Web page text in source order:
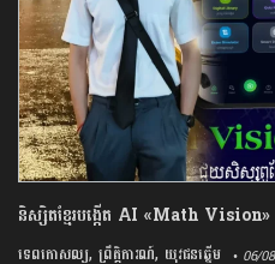
និស្សិត​ខ្មែរ​បង្កើត​ ​AI​ ​«​Math​
ខ្មែរ​ និង​ពន្យល់​វិធី​ធ្វើជា​ជំហាន​ៗ​
ទេពកោសល្យ, ព្រឹត្តិការណ៍, យុវជនឆ្នើម • 06/